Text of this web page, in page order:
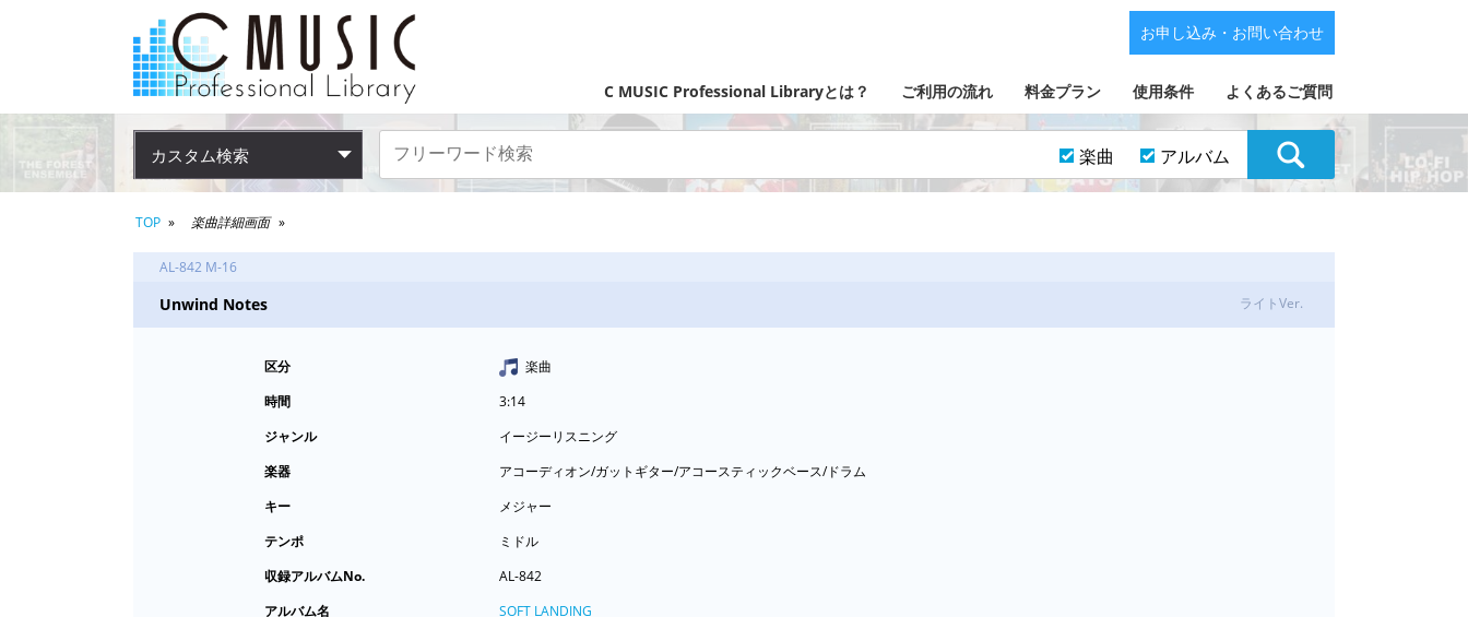
C MUSIC Professional Libraryとは？ ご利用の流れ 料金プラン 使用条件 よくあるご質問
お申し込み・お問い合わせ
カスタム検索 楽曲 アルバム
TOP 楽曲詳細画面
AL-842 M-16
Unwind Notes ライトVer.
区分
楽曲
時間
3:14
ジャンル
イージーリスニング
楽器
アコーディオン/ガットギター/アコースティックベース/ドラム
キー
メジャー
テンポ
ミドル
収録アルバムNo.
AL-842
アルバム名
SOFT LANDING